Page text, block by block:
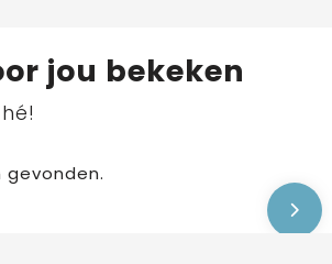
jou bekeken